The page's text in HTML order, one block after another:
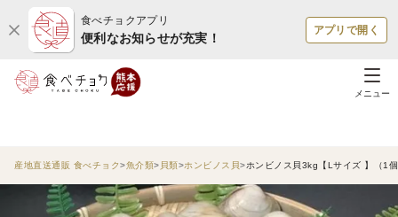
食べチョクアプリ
便利なお知らせが充実！
アプリで開く
メニュー
産地直送通販 食べチョク 魚介類 貝類 ホンビノス貝 ホンビノス貝3kg【Lサイズ 】（1